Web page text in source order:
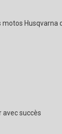
motos Husqvarna
avec succès